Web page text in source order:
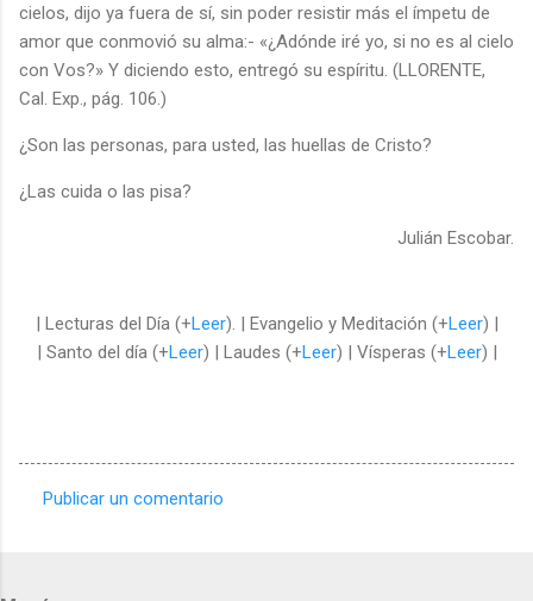
cielos, dijo ya fuera de sí, sin poder resistir más el ímpetu de
amor que conmovió su alma:- «¿Adónde iré yo, si no es al cielo
con Vos?» Y diciendo esto, entregó su espíritu. (LLORENTE,
Cal. Exp., pág. 106.)
¿Son las personas, para usted, las huellas de Cristo?
¿Las cuida o las pisa?
Julián Escobar.
| Lecturas del Día (+Leer). | Evangelio y Meditación (+Leer) |
| Santo del día (+Leer) | Laudes (+Leer) | Vísperas (+Leer) |
Publicar un comentario